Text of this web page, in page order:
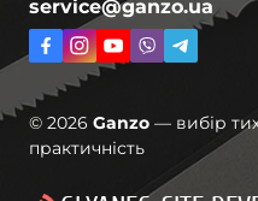
service@ganzo.ua
© 2026 Ganzo — вибір
практичність